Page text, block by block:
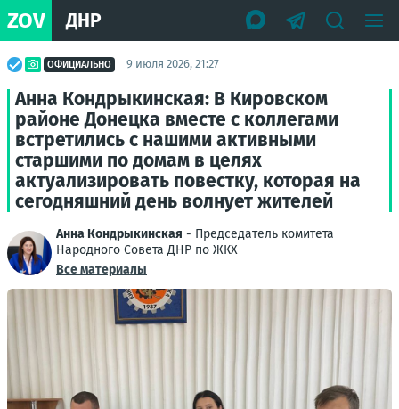
ZOV ДНР
ОФИЦИАЛЬНО 9 июля 2026, 21:27
Анна Кондрыкинская: В Кировском
районе Донецка вместе с коллегами
встретились с нашими активными
старшими по домам в целях
актуализировать повестку, которая на
сегодняшний день волнует жителей
Анна Кондрыкинская - Председатель комитета
Народного Совета ДНР по ЖКХ
Все материалы